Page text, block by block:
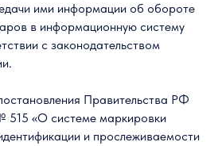
ими информации об обороте
в информационную систему
с законодательством
Правительства РФ
515 «О системе маркировки
и прослеживаемости